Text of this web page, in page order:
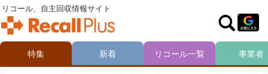
リコール、自主回収情報サイト
特集 新着 リコール一覧 事業者